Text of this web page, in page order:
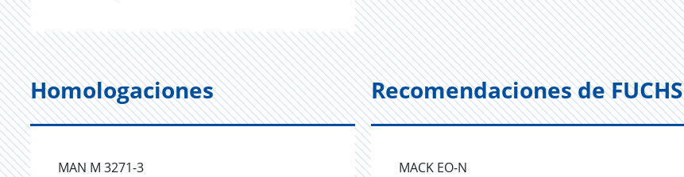
Homologaciones
MAN M 3271-3
Recomendaciones de FUCHS
MACK EO-N